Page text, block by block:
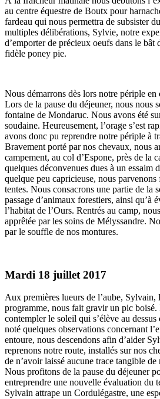
au centre équestre de Boutx pour
fardeau qui nous permettra de subsister
multiples délibérations, Sylvie, notre
d’emporter de précieux oeufs dans le bât
fidèle poney pie.
Nous démarrons dès lors notre périple
Lors de la pause du déjeuner, nous nous
fontaine de Mondaruc. Nous avons été
soudaine. Heureusement, l’orage s’est
avons donc pu reprendre notre périple à
Bravement porté par nos chevaux, nous
campement, au col d’Espone, près de la
quelques déconvenues dues à un essaim
quelque peu capricieuse, nous
tentes. Nous consacrons une partie de la
passage d’animaux forestiers, ainsi qu’à
l’habitat de l’Ours. Rentrés au camp,
apprêtée par les soins de Mélyssandre.
par le souffle de nos montures.
Mardi 18 juillet 2017
Aux premières lueurs de l’aube, Sylvain,
programme, nous fait gravir un pic
contempler le soleil qui s’élève au
noté quelques observations concernant
entoure, nous descendons afin d’aider
reprenons notre route, installés sur nos
de n’avoir laissé aucune trace tangible de
Nous profitons de la pause du déjeuner
entreprendre une nouvelle évaluation du
Sylvain attrape un Cordulégastre, une